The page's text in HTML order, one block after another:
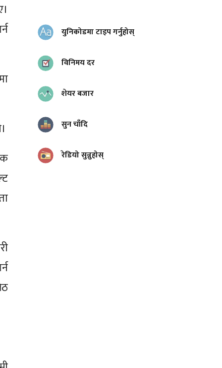
युनिकोडमा टाइप गर्नुहोस्
विनिमय दर
शेयर बजार
सुन चाँदि
रेडियो सुन्नुहोस्